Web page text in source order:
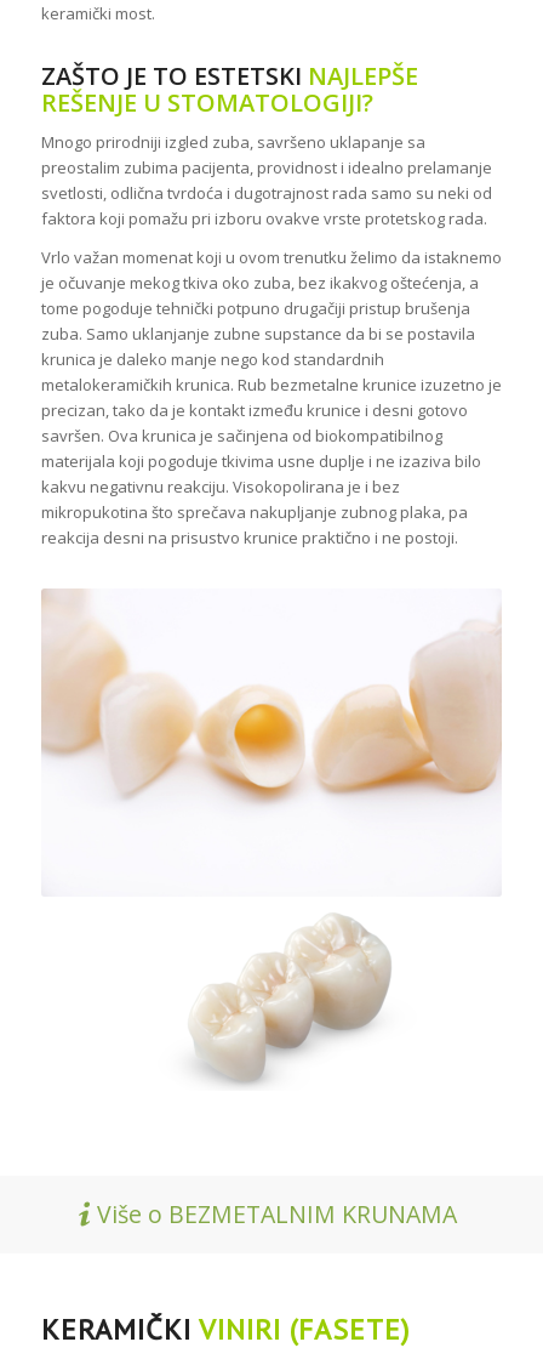
keramički most.
ZAŠTO JE TO ESTETSKI NAJLEPŠE
REŠENJE U STOMATOLOGIJI?
Mnogo prirodniji izgled zuba, savršeno uklapanje sa
preostalim zubima pacijenta, providnost i idealno prelamanje
svetlosti, odlična tvrdoća i dugotrajnost rada samo su neki od
faktora koji pomažu pri izboru ovakve vrste protetskog rada.
Vrlo važan momenat koji u ovom trenutku želimo da istaknemo
je očuvanje mekog tkiva oko zuba, bez ikakvog oštećenja, a
tome pogoduje tehnički potpuno drugačiji pristup brušenja
zuba. Samo uklanjanje zubne supstance da bi se postavila
krunica je daleko manje nego kod standardnih
metalokeramičkih krunica. Rub bezmetalne krunice izuzetno je
precizan, tako da je kontakt između krunice i desni gotovo
savršen. Ova krunica je sačinjena od biokompatibilnog
materijala koji pogoduje tkivima usne duplje i ne izaziva bilo
kakvu negativnu reakciju. Visokopolirana je i bez
mikropukotina što sprečava nakupljanje zubnog plaka, pa
reakcija desni na prisustvo krunice praktično i ne postoji.
Više o BEZMETALNIM KRUNAMA
KERAMIČKIVINIRI (FASETE)